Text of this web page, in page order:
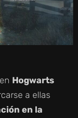
Hogwarts
a ellas
en la